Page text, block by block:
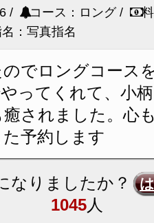
/
コース：ロング /
：写真指名
でロングコース
ってくれて、小
されました。心
予約します
なりましたか？
1045人